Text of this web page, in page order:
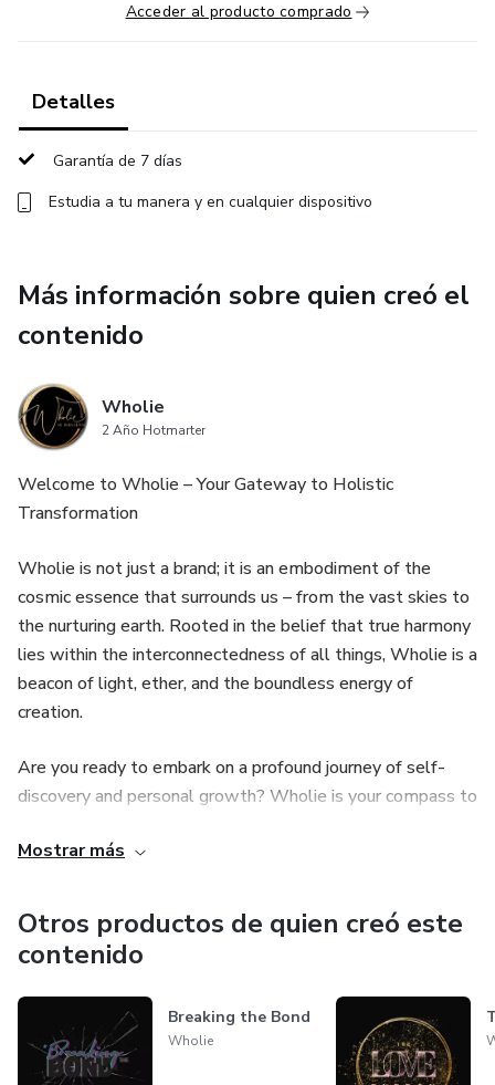
Acceder al producto comprado
Detalles
Garantía de 7 días
Estudia a tu manera y en cualquier dispositivo
Más información sobre quien creó el
contenido
Wholie
2 Año Hotmarter
Welcome to Wholie – Your Gateway to Holistic
Transformation
Wholie is not just a brand; it is an embodiment of the
cosmic essence that surrounds us – from the vast skies to
the nurturing earth. Rooted in the belief that true harmony
lies within the interconnectedness of all things, Wholie is a
beacon of light, ether, and the boundless energy of
creation.
Are you ready to embark on a profound journey of self-
discovery and personal growth? Wholie is your compass to
We invite you to explore the depths of your being, to
lasting inner peace and balance.
For seekers like you, open-minded and curious, Wholie
offers a sanctuary to transcend limiting beliefs, paving the
way to a more profound understanding of yourself and the
world around you. Our mission is to empower you on your
Mostrar más
Otros productos de quien creó este
contenido
Breaking the Bond
Wholie